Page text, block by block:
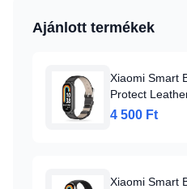
Ajánlott termékek
Xiaomi Smart
Protect
4 500 Ft
Xiaomi Smart